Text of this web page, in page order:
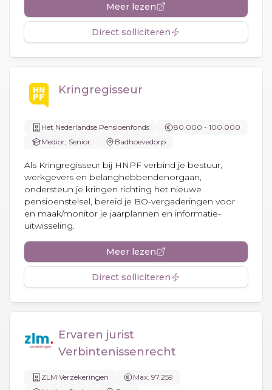
Meer lezen
Direct solliciteren
Kringregisseur
Het Nederlandse Pensioenfonds
80.000 - 100.000
Medior, Senior
Badhoevedorp
Als Kringregisseur bij HNPF verbind je bestuur,
werkgevers en belanghebbendenorgaan,
ondersteun je kringen richting het nieuwe
pensioenstelsel, bereid je BO-vergaderingen voor
en maak/monitor je jaarplannen en informatie-
uitwisseling.
Meer lezen
Direct solliciteren
Ervaren jurist
Verbintenissenrecht
ZLM Verzekeringen
Max. 97.259